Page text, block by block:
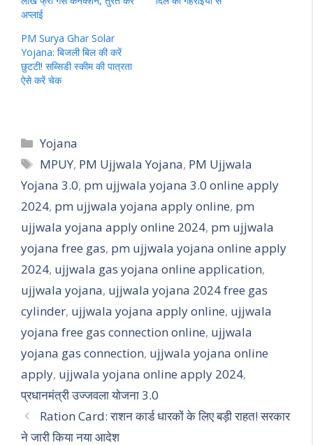
अप्लाई
PM Surya Ghar Solar
Yojana: बिजली बिल की करें
छुटटी! सब्सिडी स्कीम की पात्रता
ऐसे करें चेक
Categories
Yojana
Tags
MPUY, PM Ujjwala Yojana, PM Ujjwala
Yojana 3.0, pm ujjwala yojana 3.0 online apply
2024, pm ujjwala yojana apply online, pm
ujjwala yojana apply online 2024, pm ujjwala
yojana free gas, pm ujjwala yojana online apply
2024, ujjwala gas yojana online application,
ujjwala yojana, ujjwala yojana 2024 free gas
cylinder, ujjwala yojana apply online, ujjwala
yojana free gas connection online, ujjwala
yojana gas connection, ujjwala yojana online
apply, ujjwala yojana online apply 2024,
प्रधानमंत्री उज्जवला योजना 3.0
Ration Card: राशन कार्ड धारकों के लिए बड़ी राहत! सरकार
ने जारी किया नया आदेश